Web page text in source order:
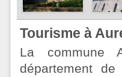
Tourisme à
La commune
département